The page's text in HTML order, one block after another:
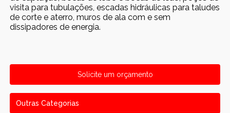
visita para tubulações, escadas hidráulicas para taludes
de corte e aterro, muros de ala com e sem
dissipadores de energia.
Solicite um orçamento
Outras Categorias